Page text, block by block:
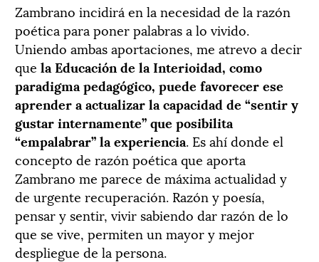
Zambrano incidirá en la necesidad de la razón
poética para poner palabras a lo vivido.
Uniendo ambas aportaciones, me atrevo a decir
que la Educación de la Interioidad, como
paradigma pedagógico, puede favorecer ese
aprender a actualizar la capacidad de “sentir y
gustar internamente” que posibilita
“empalabrar” la experiencia. Es ahí donde el
concepto de razón poética que aporta
Zambrano me parece de máxima actualidad y
de urgente recuperación. Razón y poesía,
pensar y sentir, vivir sabiendo dar razón de lo
que se vive, permiten un mayor y mejor
despliegue de la persona.